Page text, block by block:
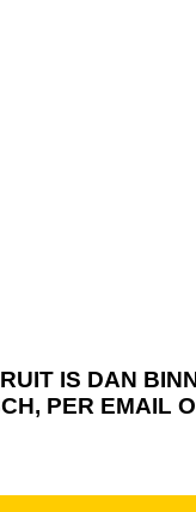
IS DAN
PER EMAIL